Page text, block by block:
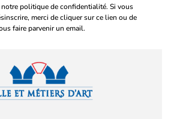
politique de confidentialité. Si vous
merci de cliquer sur ce lien ou de
faire parvenir un email.